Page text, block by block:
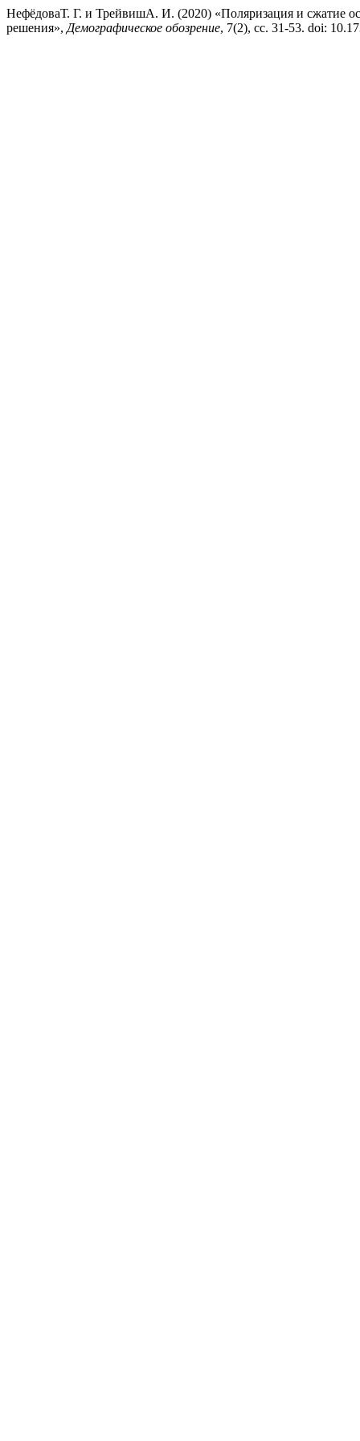
НефёдоваТ. Г. и ТрейвишА. И. (2020) «Поляризация и сжатие
решения», Демографическое обозрение, 7(2), сс. 31-53. doi: